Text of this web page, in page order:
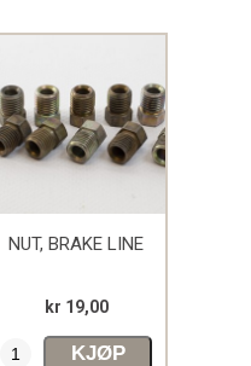
NUT, BRAKE LINE
kr 19,00
KJØP